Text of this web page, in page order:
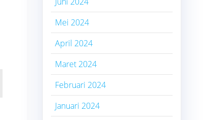
Mei 2024
April 2024
Maret 2024
Februari 2024
Januari 2024